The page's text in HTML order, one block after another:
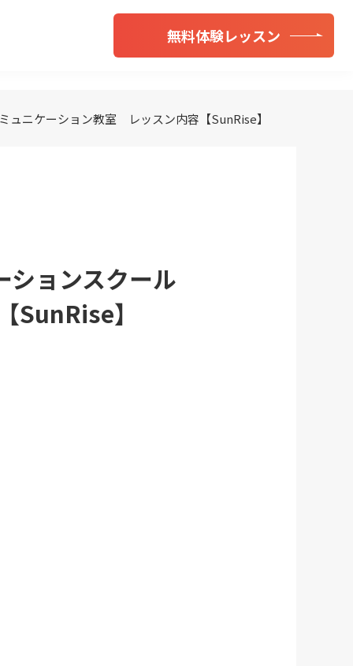
無料体験レッスン
ニケーション教室 レッスン内容【SunRise】
ションスクール
】